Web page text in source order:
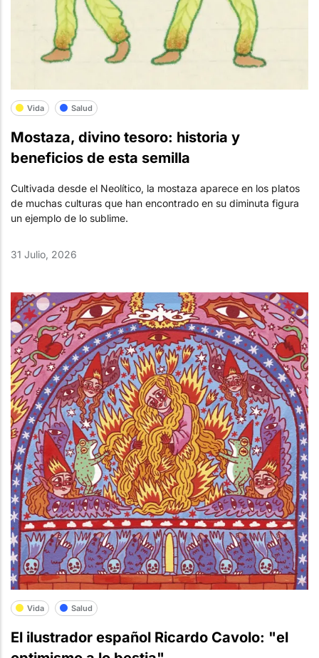
Vida Salud
Mostaza, divino tesoro: historia y
beneficios de esta semilla
Cultivada desde el Neolítico, la mostaza aparece en los platos
de muchas culturas que han encontrado en su diminuta figura
un ejemplo de lo sublime.
31 Julio, 2026
Vida Salud
El ilustrador español Ricardo Cavolo: "el